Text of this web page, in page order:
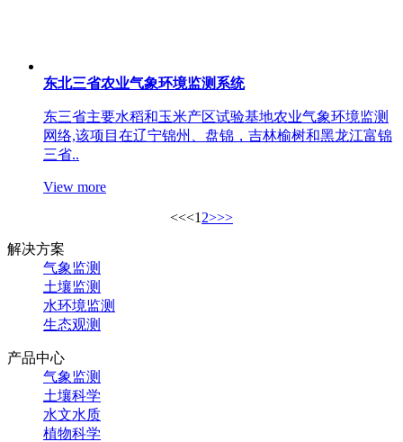
东北三省农业气象环境监测系统
东三省主要水稻和玉米产区试验基地农业气象环境监测
网络,该项目在辽宁锦州、盘锦，吉林榆树和黑龙江富锦
三省..
View more
<<<1 2>>>
解决方案
气象监测
土壤监测
水环境监测
生态观测
产品中心
气象监测
土壤科学
水文水质
植物科学